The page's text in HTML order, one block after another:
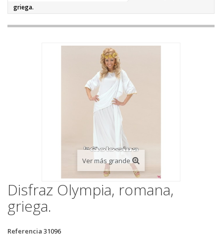
+
DISFRACES INFANTILES
+
COMPLEMENTOS
MAQUILLAJE FIESTA
griega.
Ver más grande
Disfraz Olympia, romana,
griega.
Referencia 31096